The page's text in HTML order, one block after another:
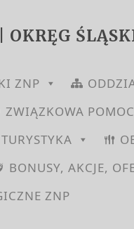
OKRĘG
ZNP
ZWIĄZKOWA POMOC
BONUSY, AKCJE,
ZNP